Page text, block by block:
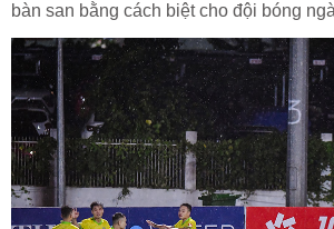
bàn san bằng cách biệt cho đội bóng